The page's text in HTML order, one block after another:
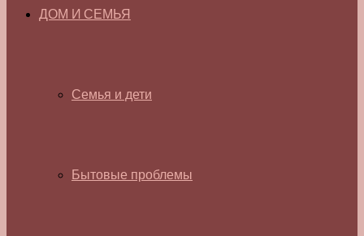
ДОМ И СЕМЬЯ
Семья и дети
Бытовые проблемы